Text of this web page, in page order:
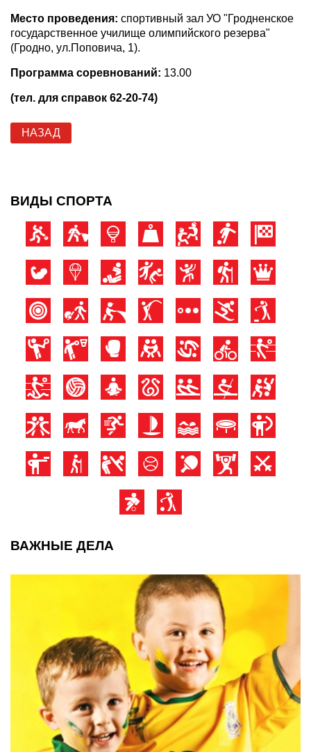
Место проведения: спортивный зал УО "Гродненское
государственное училище олимпийского резерва"
(Гродно, ул.Поповича, 1).
Программа соревнований: 13.00
(тел. для справок 62-20-74)
НАЗАД
ВИДЫ СПОРТА
ВАЖНЫЕ ДЕЛА